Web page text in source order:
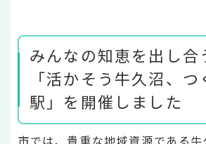
みんなの知恵を出し合
「活かそう牛久沼、
駅」を開催しました
市では、貴重な地域資源である